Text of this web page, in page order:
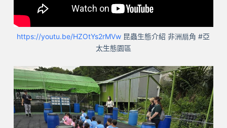
https://youtu.be/HZOtYs2rMVw 昆蟲生態介紹 非洲扇角 #亞
太生態園區